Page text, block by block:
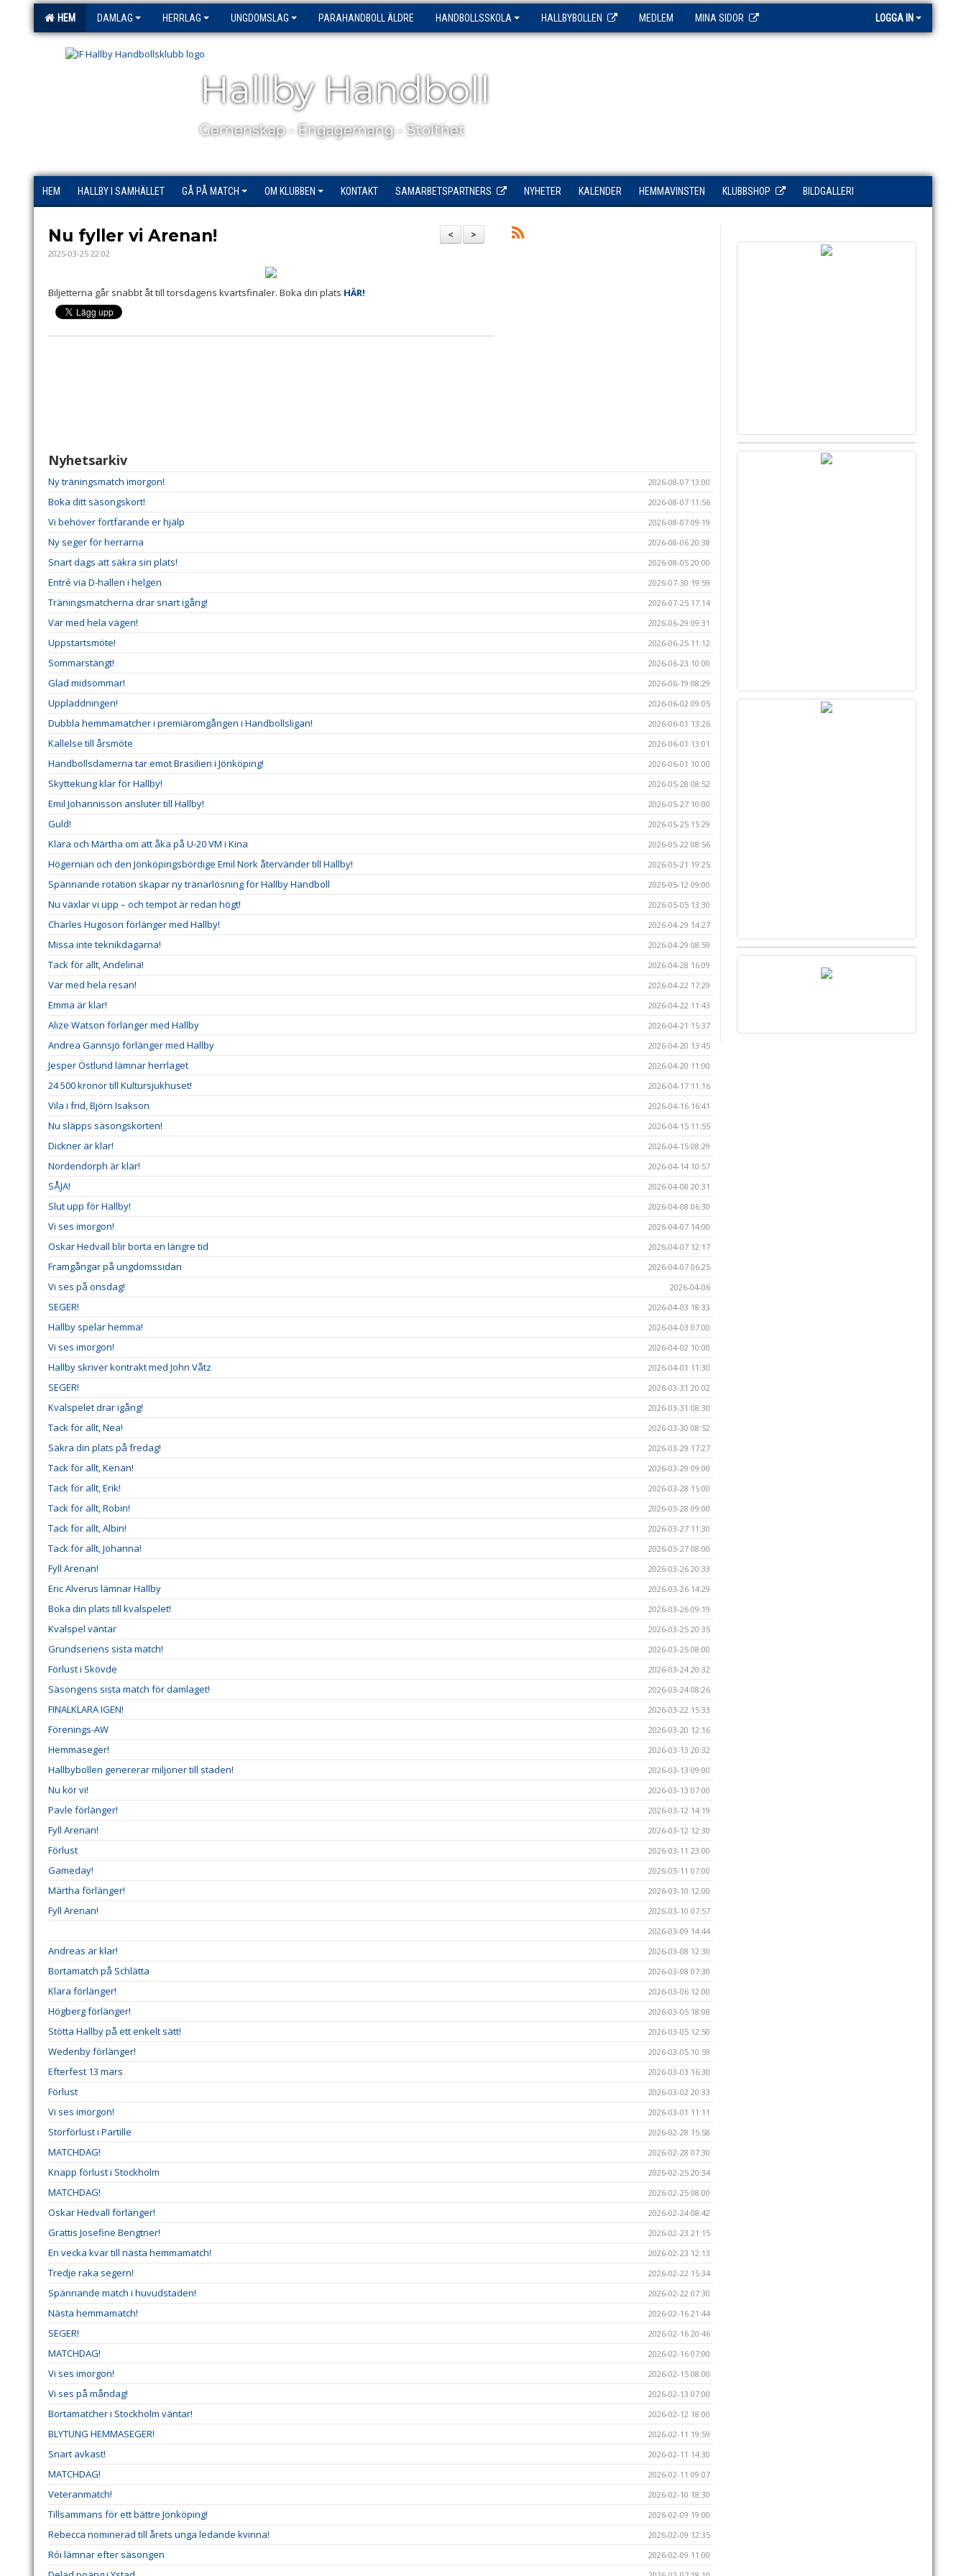
HEM DAMLAG HERRLAG UNGDOMSLAG PARAHANDBOLL ÄLDRE HANDBOLLSSKOLA HALLBYBOLLEN MEDLEM MINA SIDOR LOGGA IN
Hallby Handboll
Gemenskap - Engagemang - Stolthet
HEM HALLBY I SAMHÄLLET GÅ PÅ MATCH OM KLUBBEN KONTAKT SAMARBETSPARTNERS NYHETER KALENDER HEMMAVINSTEN KLUBBSHOP BILDGALLERI
>
<
Nu fyller vi Arenan!
2025-03-25 22:02
Biljetterna går snabbt åt till torsdagens kvartsfinaler. Boka din plats HÄR!
Nyhetsarkiv
Ny träningsmatch imorgon! 2026-08-07 13:00
Boka ditt säsongskort! 2026-08-07 11:56
Vi behöver fortfarande er hjälp 2026-08-07 09:19
Ny seger för herrarna 2026-08-06 20:38
Snart dags att säkra sin plats! 2026-08-05 20:00
Entré via D-hallen i helgen 2026-07-30 19:59
Träningsmatcherna drar snart igång! 2026-07-25 17:14
Var med hela vägen! 2026-06-29 09:31
Uppstartsmöte! 2026-06-25 11:12
Sommarstängt! 2026-06-23 10:00
Glad midsommar! 2026-06-19 08:29
Uppladdningen! 2026-06-02 09:05
Dubbla hemmamatcher i premiäromgången i Handbollsligan! 2026-06-01 13:26
Kallelse till årsmöte 2026-06-01 13:01
Handbollsdamerna tar emot Brasilien i Jönköping! 2026-06-01 10:00
Skyttekung klar för Hallby! 2026-05-28 08:52
Emil Johannisson ansluter till Hallby! 2026-05-27 10:00
Guld! 2026-05-25 15:29
Klara och Märtha om att åka på U-20 VM i Kina 2026-05-22 08:56
Högernian och den Jönköpingsbördige Emil Nork återvänder till Hallby! 2026-05-21 19:25
Spännande rotation skapar ny tränarlösning för Hallby Handboll 2026-05-12 09:00
Nu växlar vi upp – och tempot är redan högt! 2026-05-05 13:30
Charles Hugoson förlänger med Hallby! 2026-04-29 14:27
Missa inte teknikdagarna! 2026-04-29 08:59
Tack för allt, Andelina! 2026-04-28 16:09
Var med hela resan! 2026-04-22 17:29
Emma är klar! 2026-04-22 11:43
Alize Watson förlänger med Hallby 2026-04-21 15:37
Andrea Gannsjö förlänger med Hallby 2026-04-20 13:45
Jesper Östlund lämnar herrlaget 2026-04-20 11:00
24 500 kronor till Kultursjukhuset! 2026-04-17 11:16
Vila i frid, Björn Isakson 2026-04-16 16:41
Nu släpps säsongskorten! 2026-04-15 11:55
Dickner är klar! 2026-04-15 08:29
Nordendorph är klar! 2026-04-14 10:57
SÅJA! 2026-04-08 20:31
Slut upp för Hallby! 2026-04-08 06:30
Vi ses imorgon! 2026-04-07 14:00
Oskar Hedvall blir borta en längre tid 2026-04-07 12:17
Framgångar på ungdomssidan 2026-04-07 06:25
Vi ses på onsdag! 2026-04-06
SEGER! 2026-04-03 18:33
Hallby spelar hemma! 2026-04-03 07:00
Vi ses imorgon! 2026-04-02 10:00
Hallby skriver kontrakt med John Våtz 2026-04-01 11:30
SEGER! 2026-03-31 20:02
Kvalspelet drar igång! 2026-03-31 08:30
Tack för allt, Nea! 2026-03-30 08:52
Säkra din plats på fredag! 2026-03-29 17:27
Tack för allt, Kenan! 2026-03-29 09:00
Tack för allt, Erik! 2026-03-28 15:00
Tack för allt, Robin! 2026-03-28 09:00
Tack för allt, Albin! 2026-03-27 11:30
Tack för allt, Johanna! 2026-03-27 08:00
Fyll Arenan! 2026-03-26 20:33
Eric Alverus lämnar Hallby 2026-03-26 14:29
Boka din plats till kvalspelet! 2026-03-26 09:19
Kvalspel väntar 2026-03-25 20:35
Grundseriens sista match! 2026-03-25 08:00
Förlust i Skövde 2026-03-24 20:32
Säsongens sista match för damlaget! 2026-03-24 08:26
FINALKLARA IGEN! 2026-03-22 15:33
Förenings-AW 2026-03-20 12:16
Hemmaseger! 2026-03-13 20:32
Hallbybollen genererar miljoner till staden! 2026-03-13 09:00
Nu kör vi! 2026-03-13 07:00
Pavle förlänger! 2026-03-12 14:19
Fyll Arenan! 2026-03-12 12:30
Förlust 2026-03-11 23:00
Gameday! 2026-03-11 07:00
Märtha förlänger! 2026-03-10 12:00
Fyll Arenan!
2026-03-10 07:57
2026-03-09 14:44
Andreas är klar! 2026-03-08 12:30
Bortamatch på Schlätta 2026-03-08 07:30
Klara förlänger! 2026-03-06 12:00
Högberg förlänger! 2026-03-05 18:08
Stötta Hallby på ett enkelt sätt! 2026-03-05 12:50
Wedenby förlänger! 2026-03-05 10:59
Efterfest 13 mars 2026-03-03 16:30
Förlust 2026-03-02 20:33
Vi ses imorgon! 2026-03-01 11:11
Storförlust i Partille 2026-02-28 15:58
MATCHDAG! 2026-02-28 07:30
Knapp förlust i Stockholm 2026-02-25 20:34
MATCHDAG! 2026-02-25 08:00
Oskar Hedvall förlänger! 2026-02-24 08:42
Grattis Josefine Bengtner! 2026-02-23 21:15
En vecka kvar till nästa hemmamatch! 2026-02-23 12:13
Tredje raka segern! 2026-02-22 15:34
Spännande match i huvudstaden! 2026-02-22 07:30
Nästa hemmamatch! 2026-02-16 21:44
SEGER! 2026-02-16 20:46
MATCHDAG! 2026-02-16 07:00
Vi ses imorgon! 2026-02-15 08:00
Vi ses på måndag! 2026-02-13 07:00
Bortamatcher i Stockholm väntar! 2026-02-12 18:00
BLYTUNG HEMMASEGER! 2026-02-11 19:59
Snart avkast! 2026-02-11 14:30
MATCHDAG! 2026-02-11 09:07
Veteranmatch! 2026-02-10 18:30
Tillsammans för ett bättre Jönköping! 2026-02-09 19:00
Rebecca nominerad till årets unga ledande kvinna! 2026-02-09 12:35
Rói lämnar efter säsongen 2026-02-09 11:00